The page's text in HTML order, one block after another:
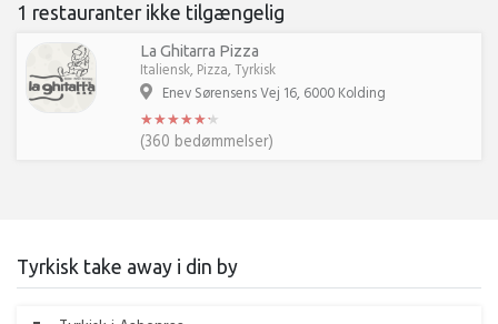
1 restauranter ikke tilgængelig
La Ghitarra Pizza
Italiensk, Pizza, Tyrkisk
Enev Sørensens Vej 16, 6000 Kolding
★★★★★★
★★★★★★
(360 bedømmelser)
Tyrkisk take away i din by